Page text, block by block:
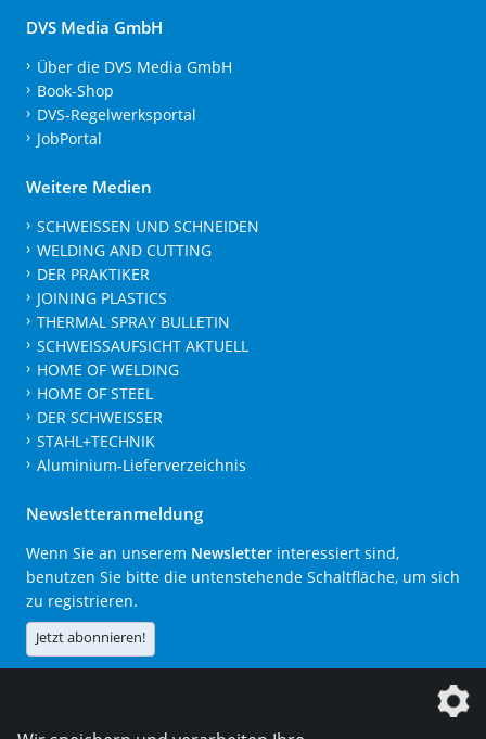
DVS Media GmbH
Über die DVS Media GmbH
Book-Shop
DVS-Regelwerksportal
JobPortal
Weitere Medien
SCHWEISSEN UND SCHNEIDEN
WELDING AND CUTTING
DER PRAKTIKER
JOINING PLASTICS
THERMAL SPRAY BULLETIN
SCHWEISSAUFSICHT AKTUELL
HOME OF WELDING
HOME OF STEEL
DER SCHWEISSER
STAHL+TECHNIK
Aluminium-Lieferverzeichnis
Newsletteranmeldung
Wenn Sie an unserem Newsletter interessiert sind,
benutzen Sie bitte die untenstehende Schaltfläche, um sich
zu registrieren.
Jetzt abonnieren!
Die DVS Media GmbH ist ein Unternehmen der